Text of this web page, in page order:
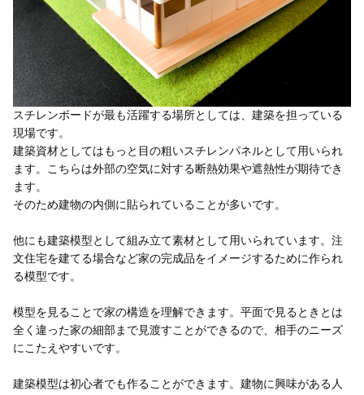
スチレンボードが最も活躍する場所としては、建築を担っている
現場です。
建築資材としてはもっと目の粗いスチレンパネルとして用いられ
ます。こちらは外部の空気に対する断熱効果や遮熱性が期待でき
ます。
そのため建物の内側に貼られていることが多いです。
他にも建築模型として組み立て素材として用いられています。注
文住宅を建てる場合など家の完成品をイメージするために作られ
る模型です。
模型を見ることで家の構造を理解できます。平面で見るときとは
全く違った家の細部まで見渡すことができるので、相手のニーズ
にこたえやすいです。
建築模型は初心者でも作ることができます。建物に興味がある人